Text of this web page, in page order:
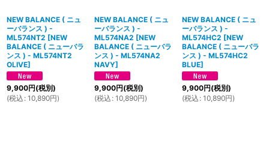
NEW BALANCE ( ニュ
ーバランス ) -
ML574NT2 [NEW
BALANCE ( ニューバラ
ンス ) - ML574NT2
OLIVE]
9,900円(税別)
(税込 : 10,890円)
NEW BALANCE ( ニュ
ーバランス ) -
ML574NA2 [NEW
BALANCE ( ニューバラ
ンス ) - ML574NA2
NAVY]
9,900円(税別)
(税込 : 10,890円)
NEW BALANCE ( ニュ
ーバランス ) -
ML574HC2 [NEW
BALANCE ( ニューバラ
ンス ) - ML574HC2
BLUE]
9,900円(税別)
(税込 : 10,890円)